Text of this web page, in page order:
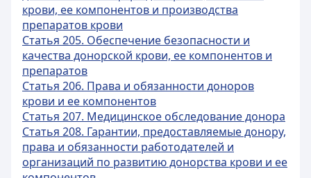
крови, ее компонентов и производства
препаратов крови
Статья 205. Обеспечение безопасности и
качества донорской крови, ее компонентов и
препаратов
Статья 206. Права и обязанности доноров
крови и ее компонентов
Статья 207. Медицинское обследование донора
Статья 208. Гарантии, предоставляемые донору,
права и обязанности работодателей и
организаций по развитию донорства крови и ее